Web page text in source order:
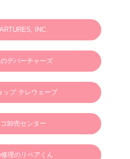
・動画・ドローンご予約ありがとうございま
お問い合わせありがとうございます。
ラン【 カメラマン＆ヘアメイクのみの手配と
様でご用意ください。128,000円(税別)】
。
り、心より御礼申し上げます。
幸多き年となりますよう心よりお祈り申し上げ
INC.
デパーチャーズ
ップ テレウェーブ
卸売センター
理のリペアくん